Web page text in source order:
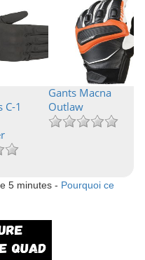
C-1
Gants Macna
Outlaw
5 minutes - Pourquoi ce